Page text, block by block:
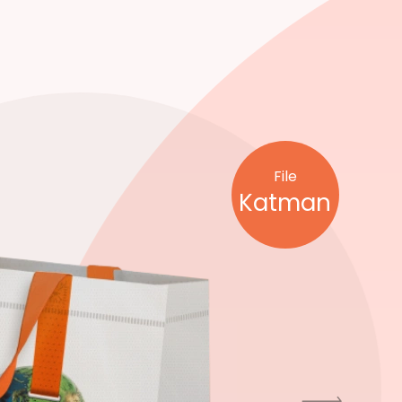
Katman
File